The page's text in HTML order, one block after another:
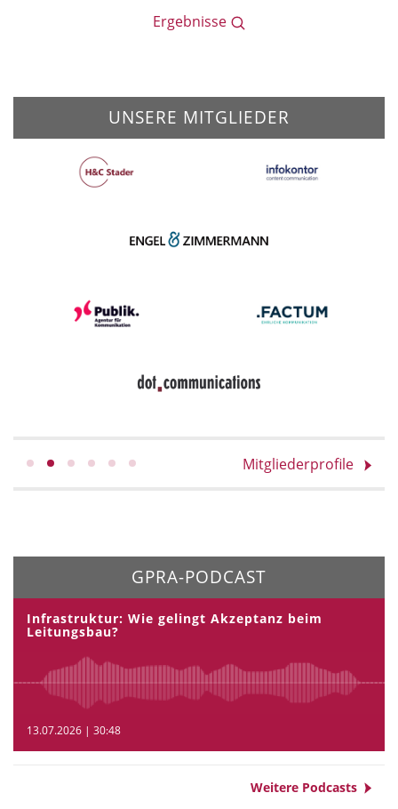
Ergebnisse
UNSERE MITGLIEDER
Mitgliederprofile
GPRA-PODCAST
Infrastruktur: Wie gelingt Akzeptanz beim
Leitungsbau?
13.07.2026 | 30:48
Weitere Podcasts